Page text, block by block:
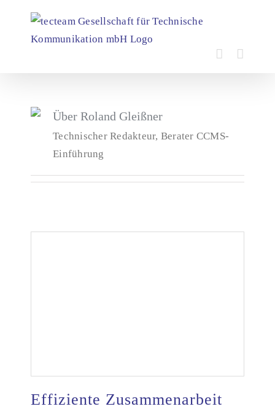
springen
Über Roland Gleißner
Technischer Redakteur, Berater CCMS-
Einführung
Effiziente Zusammenarbeit